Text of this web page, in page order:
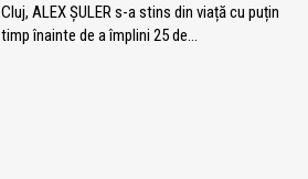
Cluj, ALEX ȘULER s-a stins din viață cu puțin
timp înainte de a împlini 25 de...